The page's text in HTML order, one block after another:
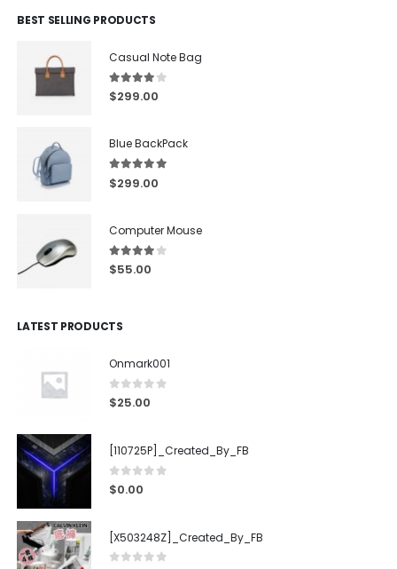
BEST SELLING PRODUCTS
Casual Note Bag
4.00out of 5
$299.00
Blue BackPack
5.00out of 5
$299.00
Computer Mouse
4.00out of 5
$55.00
LATEST PRODUCTS
Onmark001
0out of 5
$25.00
[110725P]_Created_By_FB
0 out of 5
$0.00
[X503248Z]_Created_By_FB